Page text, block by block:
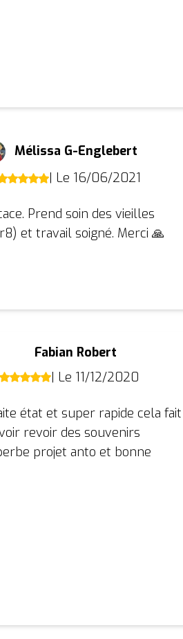
Mélissa G-Englebert
| Le 16/06/2021
Prend soin des vieilles
et travail soigné. Merci 🙏
Fabian Robert
| Le 11/12/2020
état et super rapide cela fait
revoir des souvenirs
projet anto et bonne